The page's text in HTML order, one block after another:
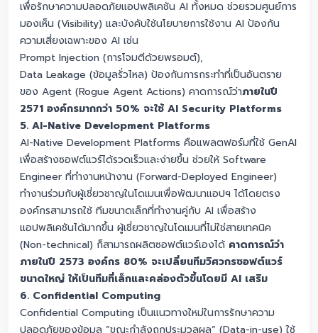
เพื่อรักษาความปลอดภัยแอปพลิเคชัน AI ทั้งหมด ช่วยรวมศูนย์การ
มองเห็น (Visibility) และบังคับใช้นโยบายการใช้งาน AI ป้องกัน
ความเสี่ยงเฉพาะของ AI เช่น
Prompt Injection (การโจมตีด้วยพรอมต์),
Data Leakage (ข้อมูลรั่วไหล) ป้องกันการกระทำที่เป็นอันตราย
ของ Agent (Rogue Agent Actions) คาดการณ์ว่าภายในปี
2571 องค์กรมากกว่า 50% จะใช้ AI Security Platforms
5. AI-Native Development Platforms
AI-Native Development Platforms คือแพลตฟอร์มที่ใช้ GenAI
เพื่อสร้างซอฟต์แวร์ได้รวดเร็วและง่ายขึ้น ช่วยให้ Software
Engineer ที่ทำงานหน้างาน (Forward-Deployed Engineer)
ทำงานร่วมกับผู้เชี่ยวชาญในโดเมนเพื่อพัฒนาแอปฯ ได้โดยตรง
องค์กรสามารถใช้ ทีมขนาดเล็กที่ทำงานคู่กับ AI เพื่อสร้าง
แอปพลิเคชันได้มากขึ้น ผู้เชี่ยวชาญในโดเมนที่ไม่ใช่สายเทคนิค
(Non-technical) ก็สามารถผลิตซอฟต์แวร์เองได้ คาดการณ์ว่า
ภายในปี 2573 องค์กร 80% จะเปลี่ยนทีมวิศวกรซอฟต์แวร์
ขนาดใหญ่ ให้เป็นทีมที่เล็กและคล่องตัวขึ้นโดยมี AI เสริม
6. Confidential Computing
Confidential Computing เป็นแนวทางใหม่ในการรักษาความ
ปลอดภัยของข้อมูล “ขณะกำลังถูกประมวลผล” (Data-in-use) ใช้